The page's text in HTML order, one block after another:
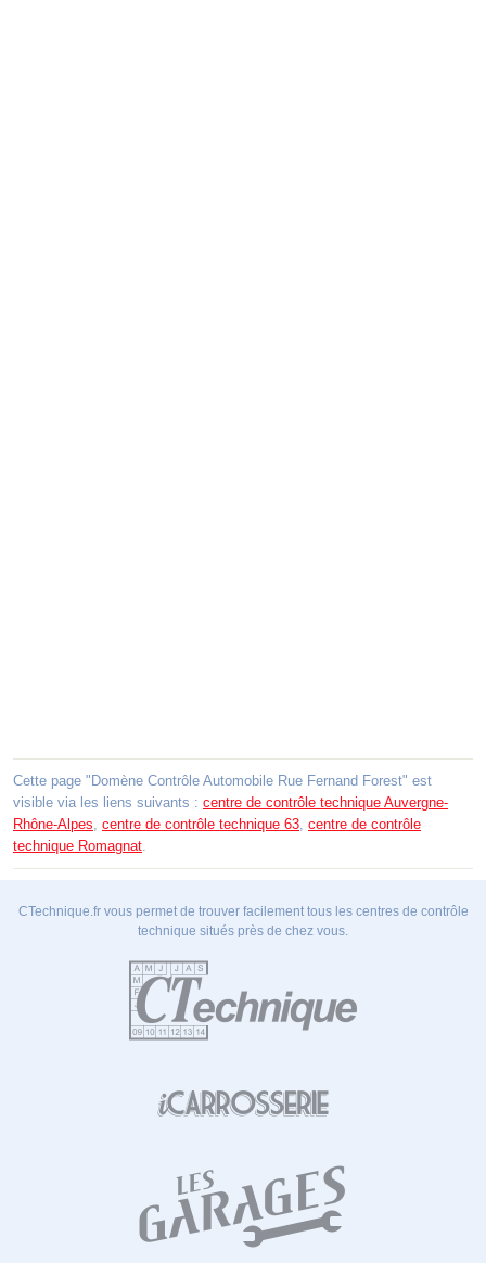
Cette page "Domène Contrôle Automobile Rue Fernand Forest" est
visible via les liens suivants : centre de contrôle technique Auvergne-
Rhône-Alpes, centre de contrôle technique 63, centre de contrôle
technique Romagnat.
CTechnique.fr vous permet de trouver facilement tous les centres de contrôle
technique situés près de chez vous.